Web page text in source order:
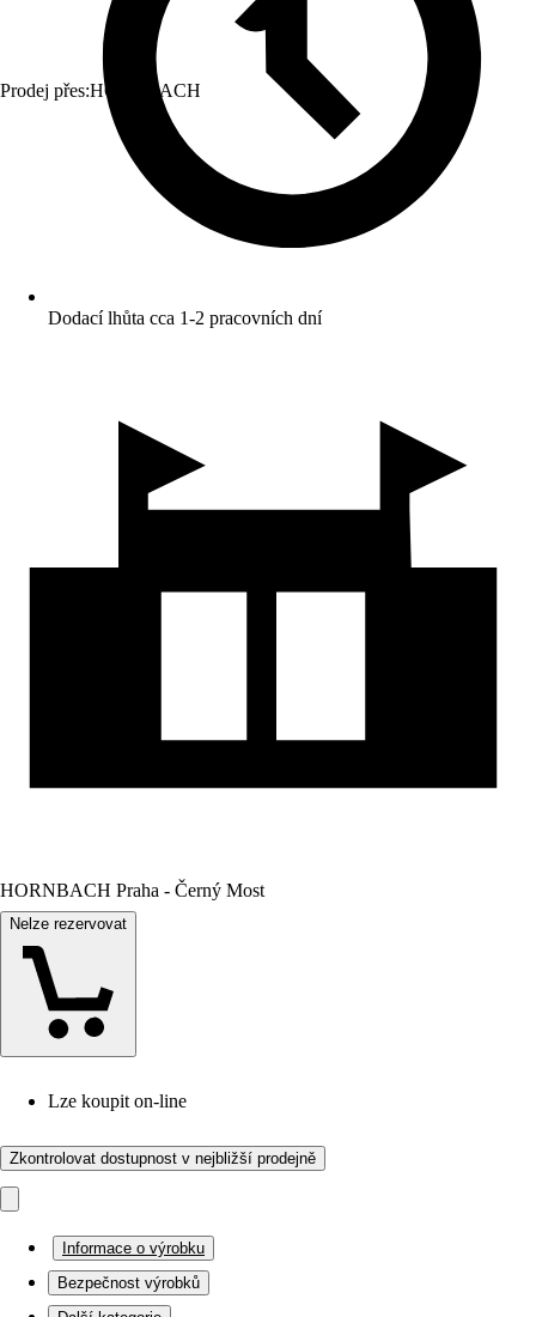
Prodej přes:HORNBACH
Dodací lhůta cca 1-2 pracovních dní
HORNBACH Praha - Černý Most
Nelze rezervovat
Lze koupit on-line
Zkontrolovat dostupnost v nejbližší prodejně
Informace o výrobku
Bezpečnost výrobků